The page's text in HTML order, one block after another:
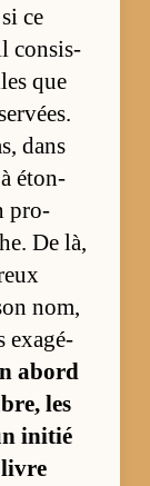
ce
consis­
que
dans
éton­
pro­
De là,
nom,
exa­gé­
abord
les
ini­tié
livre